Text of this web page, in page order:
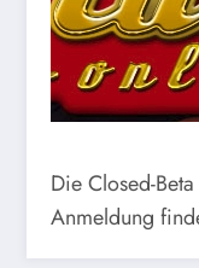
Die Closed-
Anmeldung